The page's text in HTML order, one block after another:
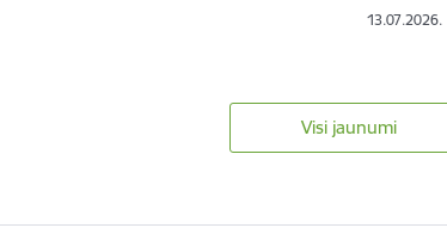
13.07.2026.
Visi jaunumi